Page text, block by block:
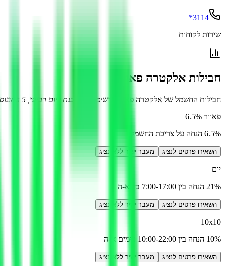
3114*
שירות לקוחות
חבילות אלקטרה פאוור
חבילות החשמל של אלקטרה פאוור (רשימה מעודכנת ל יום רביעי, 5 באוגוסט 2026
פאוור 6.5%
6.5% הנחה על צריכת החשמל
השאירו פרטים לנציג מעבר ישיר ללא נציג
יום
21% הנחה בין 7:00-17:00 בין א-ה
השאירו פרטים לנציג מעבר ישיר ללא נציג
10x10
10% הנחה בין 10:00-22:00 בימים א-ה
השאירו פרטים לנציג מעבר ישיר ללא נציג